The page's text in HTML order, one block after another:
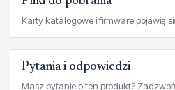
Karty katalogowe i firmware pojawią
Pytania i odpowiedzi
Masz pytanie o ten produkt?